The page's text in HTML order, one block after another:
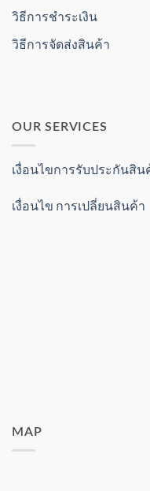
วิธีการชำระเงิน
วิธีการจัดส่งสินค้า
OUR SERVICES
เงื่อนไขการรับประกันสิน
เงื่อนไข การเปลี่ยนสิน
MAP